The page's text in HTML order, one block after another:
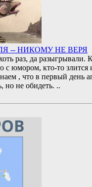
-- НИКОМУ НЕ ВЕРЯ
раз, да разыгрывали.
с юмором, кто-то злится
, что в первый день
но не обидеть. ..